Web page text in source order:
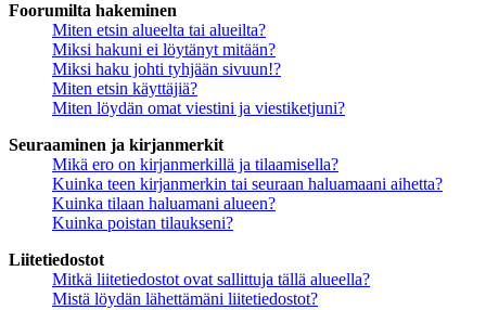
Foorumilta hakeminen
Miten etsin alueelta tai alueilta?
Miksi hakuni ei löytänyt mitään?
Miksi haku johti tyhjään sivuun!?
Miten etsin käyttäjiä?
Miten löydän omat viestini ja viestiketjuni?
Seuraaminen ja kirjanmerkit
Mikä ero on kirjanmerkillä ja tilaamisella?
Kuinka teen kirjanmerkin tai seuraan haluamaani aihetta?
Kuinka tilaan haluamani alueen?
Kuinka poistan tilaukseni?
Liitetiedostot
Mitkä liitetiedostot ovat sallittuja tällä alueella?
Mistä löydän lähettämäni liitetiedostot?